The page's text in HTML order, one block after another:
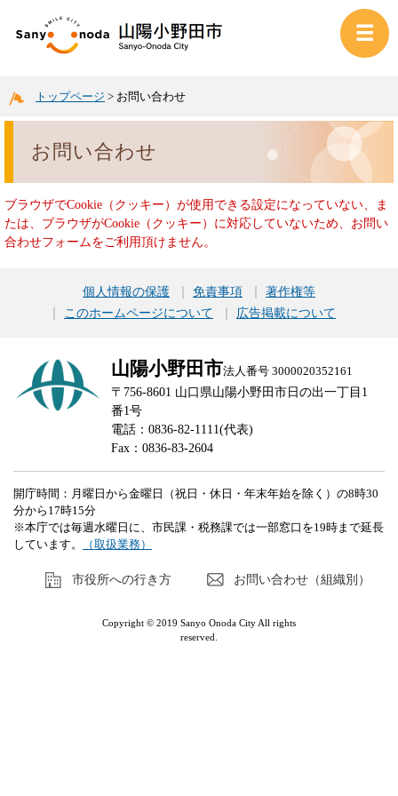
トップページ > お問い合わせ
お問い合わせ
ブラウザでCookie（クッキー）が使用できる設定になっていない、ま
たは、ブラウザがCookie（クッキー）に対応していないため、お問い
合わせフォームをご利用頂けません。
個人情報の保護 免責事項
著作権等
このホームページについて
広告掲載について
山陽小野田市法人番号 3000020352161
〒756-8601 山口県山陽小野田市日の出一丁目1
番1号
電話：0836-82-1111(代表)
Fax：0836-83-2604
開庁時間：月曜日から金曜日（祝日・休日・年末年始を除く）の8時30
分から17時15分
※本庁では毎週水曜日に、市民課・税務課では一部窓口を19時まで延長
しています。
（取扱業務）
市役所への行き方 お問い合わせ（組織別）
Copyright © 2019 Sanyo Onoda City All rights
reserved.